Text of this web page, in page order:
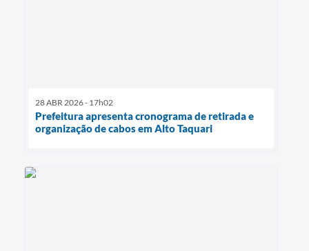
28 ABR 2026 - 17h02
Prefeitura apresenta cronograma de retirada e
organização de cabos em Alto Taquari